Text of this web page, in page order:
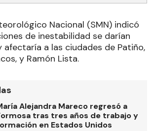
Nacional (SMN) indicó
de inestabilidad se darían
afectaría a las ciudades de Patiño,
y Ramón Lista.
Alejandra Mareco regresó a
tras tres años de trabajo y
en Estados Unidos